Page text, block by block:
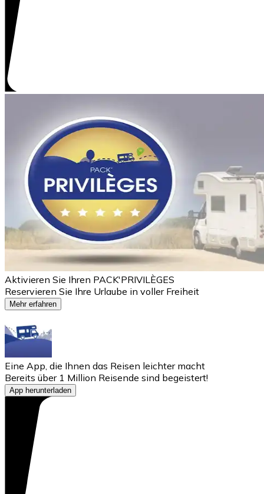
Aktivieren Sie Ihren PACK'PRIVILÈGES
Reservieren Sie Ihre Urlaube in voller Freiheit
Mehr erfahren
Eine App, die Ihnen das Reisen leichter macht
Bereits über 1 Million Reisende sind begeistert!
App herunterladen